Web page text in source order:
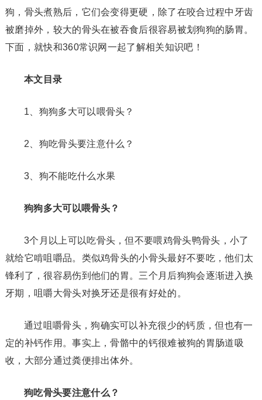
狗，骨头煮熟后，它们会变得更硬，除了在咬合过程中牙齿
被磨掉外，较大的骨头在被吞食后很容易被划狗狗的肠胃。
下面，就快和360常识网一起了解相关知识吧！
本文目录
1、狗狗多大可以喂骨头？
2、狗吃骨头要注意什么？
3、狗不能吃什么水果
狗狗多大可以喂骨头？
3个月以上可以吃骨头，但不要喂鸡骨头鸭骨头，小了
就给它啃咀嚼品。类似鸡骨头的小骨头最好不要吃，他们太
锋利了，很容易伤到他们的胃。三个月后狗狗会逐渐进入换
牙期，咀嚼大骨头对换牙还是很有好处的。
通过咀嚼骨头，狗确实可以补充很少的钙质，但也有一
定的补钙作用。事实上，骨骼中的钙很难被狗的胃肠道吸
收，大部分通过粪便排出体外。
狗吃骨头要注意什么？